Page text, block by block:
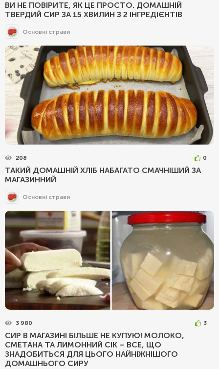
ВИ НЕ ПОВІРИТЕ, ЯК ЦЕ ПРОСТО. ДОМАШНІЙ
ТВЕРДИЙ СИР ЗА 15 ХВИЛИН З 2 ІНГРЕДІЄНТІВ
Основні страви
208 0
ТАКИЙ ДОМАШНІЙ ХЛІБ НАБАГАТО СМАЧНІШИЙ ЗА
МАГАЗИННИЙ
Основні страви
3 980 3
СИР В МАГАЗИНІ БІЛЬШЕ НЕ КУПУЮ! МОЛОКО,
СМЕТАНА ТА ЛИМОННИЙ СІК – ВСЕ, ЩО
ЗНАДОБИТЬСЯ ДЛЯ ЦЬОГО НАЙНІЖНІШОГО
ДОМАШНЬОГО СИРУ